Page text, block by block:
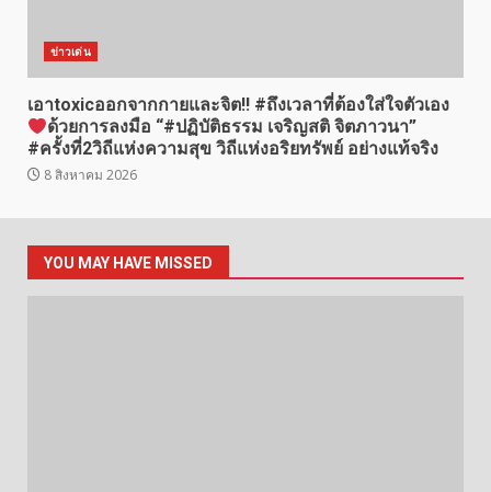
ข่าวเด่น
เอาtoxicออกจากกายและจิต!! #ถึงเวลาที่ต้องใส่ใจตัวเอง
ด้วยการลงมือ “#ปฏิบัติธรรม เจริญสติ จิตภาวนา”
#ครั้งที่2วิถีแห่งความสุข วิถีแห่งอริยทรัพย์ อย่างแท้จริง
8 สิงหาคม 2026
YOU MAY HAVE MISSED